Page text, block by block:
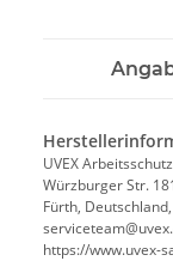
UVEX
Würzburger Str.
Fürth,
https://www.uvex-